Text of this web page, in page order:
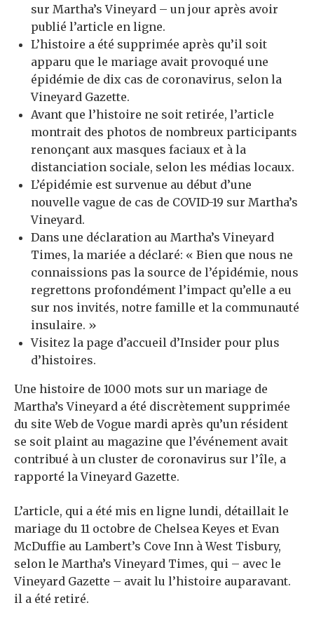
sur Martha’s Vineyard – un jour après avoir
publié l’article en ligne.
L’histoire a été supprimée après qu’il soit
apparu que le mariage avait provoqué une
épidémie de dix cas de coronavirus, selon la
Vineyard Gazette.
Avant que l’histoire ne soit retirée, l’article
montrait des photos de nombreux participants
renonçant aux masques faciaux et à la
distanciation sociale, selon les médias locaux.
L’épidémie est survenue au début d’une
nouvelle vague de cas de COVID-19 sur Martha’s
Vineyard.
Dans une déclaration au Martha’s Vineyard
Times, la mariée a déclaré: « Bien que nous ne
connaissions pas la source de l’épidémie, nous
regrettons profondément l’impact qu’elle a eu
sur nos invités, notre famille et la communauté
insulaire. »
Visitez la page d’accueil d’Insider pour plus
d’histoires.
Une histoire de 1000 mots sur un mariage de
Martha’s Vineyard a été discrètement supprimée
du site Web de Vogue mardi après qu’un résident
se soit plaint au magazine que l’événement avait
contribué à un cluster de coronavirus sur l’île, a
rapporté la Vineyard Gazette.
L’article, qui a été mis en ligne lundi, détaillait le
mariage du 11 octobre de Chelsea Keyes et Evan
McDuffie au Lambert’s Cove Inn à West Tisbury,
selon le Martha’s Vineyard Times, qui – avec le
Vineyard Gazette – avait lu l’histoire auparavant.
il a été retiré.